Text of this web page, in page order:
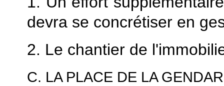
devra se concrétiser en
2. Le chantier de
C. LA PLACE DE LA